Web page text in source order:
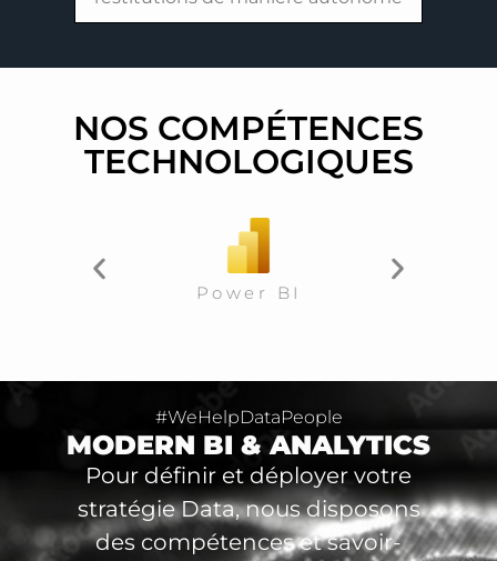
NOS COMPÉTENCES
TECHNOLOGIQUES
Power BI
#WeHelpDataPeople
MODERN BI & ANALYTICS
Pour définir et déployer votre
stratégie Data, nous disposons
des compétences et savoir-